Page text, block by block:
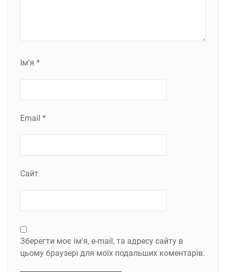
Ім'я *
Email *
Сайт
Зберегти моє ім'я, e-mail, та адресу сайту в
цьому браузері для моїх подальших коментарів.